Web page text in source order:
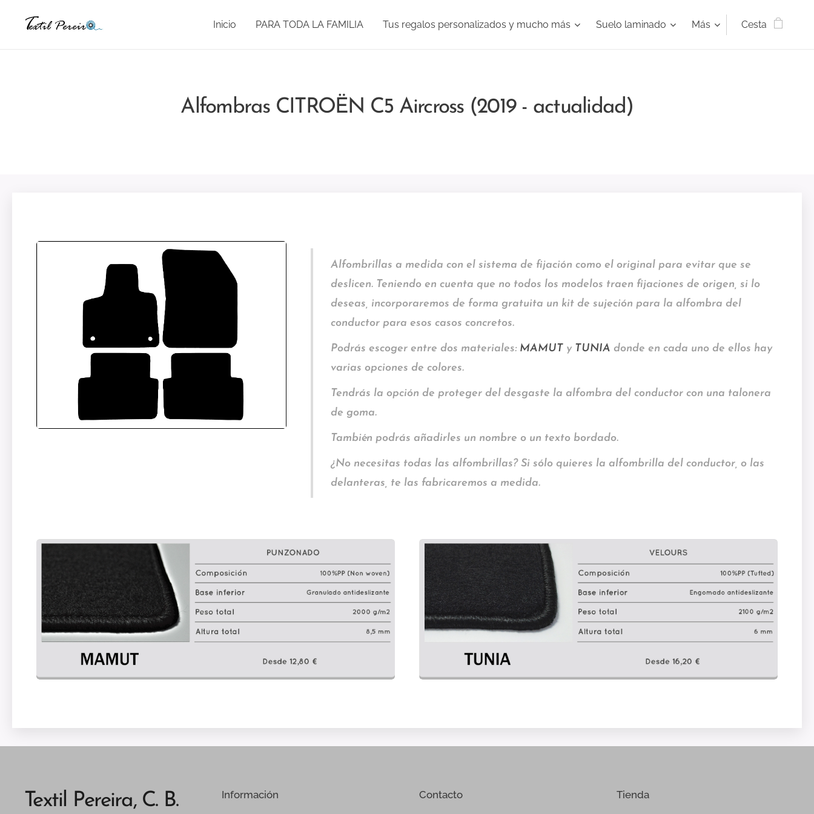
Inicio PARA TODA LA FAMILIA Tus regalos personalizados y mucho más Suelo laminado Más Cesta
Alfombras CITROËN C5 Aircross (2019 - actualidad)
Alfombrillas a medida con el sistema de fijación como el original para evitar que se
deslicen. Teniendo en cuenta que no todos los modelos traen fijaciones de origen, si lo
deseas, incorporaremos de forma gratuita un kit de sujeción para la alfombra del
conductor para esos casos concretos.
Podrás escoger entre dos materiales: MAMUTy TUNIA donde en cada uno de ellos hay
varias opciones de colores.
Tendrás la opción de proteger del desgaste la alfombra del conductor con una talonera
de goma.
También podrás añadirles un nombre o un texto bordado.
¿No necesitas todas las alfombrillas? Si sólo quieres la alfombrilla del conductor, o las
delanteras, te las fabricaremos a medida.
Textil Pereira, C. B. Información Contacto Tienda